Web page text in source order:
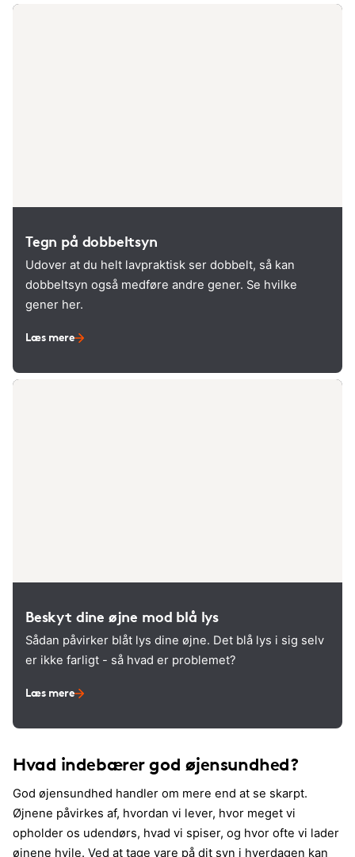
Tegn på dobbeltsyn
Udover at du helt lavpraktisk ser dobbelt, så kan
dobbeltsyn også medføre andre gener. Se hvilke
gener her.
Læs mere
Beskyt dine øjne mod blå lys
Sådan påvirker blåt lys dine øjne. Det blå lys i sig selv
er ikke farligt - så hvad er problemet?
Læs mere
Hvad indebærer god øjensundhed?
God øjensundhed handler om mere end at se skarpt.
Øjnene påvirkes af, hvordan vi lever, hvor meget vi
opholder os udendørs, hvad vi spiser, og hvor ofte vi lader
øjnene hvile. Ved at tage vare på dit syn i hverdagen kan